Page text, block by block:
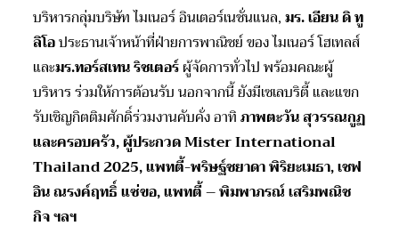
บริหารกลุ่มบริษัท ไมเนอร์ อินเตอร์เนชั่นแนล,มร. เอียน ดิ ทู
ลิโอประธานเจ้าหน้าที่ฝ่ายการพาณิชย์ ของ ไมเนอร์ โฮเทลส์
และมร.ทอร์สเทน ริชเตอร์ผู้จัดการทั่วไป พร้อมคณะผู้
บริหาร ร่วมให้การต้อนรับ นอกจากนี้ ยังมีเซเลบริตี้ และแขก
รับเชิญกิตติมศักดิ์ร่วมงานคับคั่ง อาทิภาพตะวัน สุวรรณกูฏ
และครอบครัว, ผู้ประกวดMister International
Thailand 2025, แพทตี้-พริษฐ์ชยาดา พิริยะเมธา, เชฟ
อิน ณรงค์ฤทธิ์ แซ่ขอ, แพทตี้ – พิมพาภรณ์ เสริมพณิช
กิจ ฯลฯ